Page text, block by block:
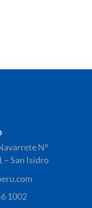
N°
– San Isidro
1002